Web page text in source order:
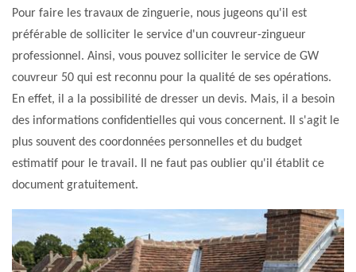
Pour faire les travaux de zinguerie, nous jugeons qu'il est
préférable de solliciter le service d'un couvreur-zingueur
professionnel. Ainsi, vous pouvez solliciter le service de GW
couvreur 50 qui est reconnu pour la qualité de ses opérations.
En effet, il a la possibilité de dresser un devis. Mais, il a besoin
des informations confidentielles qui vous concernent. Il s'agit le
plus souvent des coordonnées personnelles et du budget
estimatif pour le travail. Il ne faut pas oublier qu'il établit ce
document gratuitement.